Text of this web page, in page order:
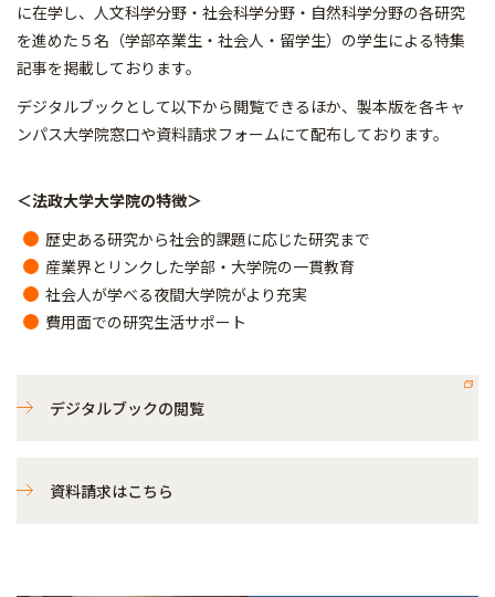
に在学し、人文科学分野・社会科学分野・自然科学分野の各研究
を進めた５名（学部卒業生・社会人・留学生）の学生による特集
記事を掲載しております。
デジタルブックとして以下から閲覧できるほか、製本版を各キャ
ンパス大学院窓口や資料請求フォームにて配布しております。
＜法政大学大学院の特徴＞
歴史ある研究から社会的課題に応じた研究まで
産業界とリンクした学部・大学院の一貫教育
社会人が学べる夜間大学院がより充実
費用面での研究生活サポート
デジタルブックの閲覧
資料請求はこちら